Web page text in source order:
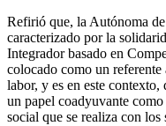
Refirió que, la Autónoma
caracterizado por la
Integrador basado en
colocado como un
labor, y es en este
un papel coadyuvante
social que se realiza con los